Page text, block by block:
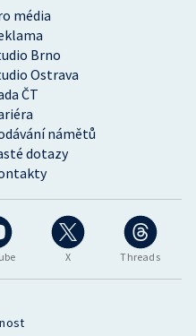
X Threads
média
Brno
Ostrava
ČT
námětů
dotazy